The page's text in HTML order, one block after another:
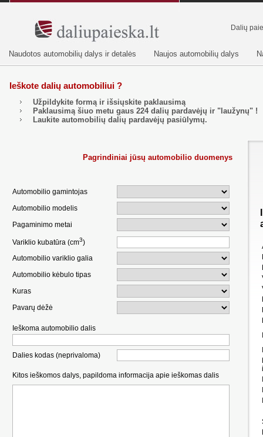
Dalių
Naudotos automobilių dalys ir detalės Naujos automobilių dalys
Ieškote dalių automobiliui ?
Užpildykite formą ir išsiųskite paklausimą
Paklausimą šiuo metu gaus 224dalių pardavėjų ir "laužynų" !
Laukite automobilių dalių pardavėjų pasiūlymų.
Pagrindiniai jūsų automobilio duomenys
Automobilio gamintojas
Automobilio modelis
Pagaminimo metai
Variklio kubatūra (cm3)
Automobilio variklio galia
Automobilio kėbulo tipas
Kuras
Pavarų dėžė
Ieškoma automobilio dalis
Dalies kodas (neprivaloma)
Kitos ieškomos dalys, papildoma informacija apie ieškomas dalis